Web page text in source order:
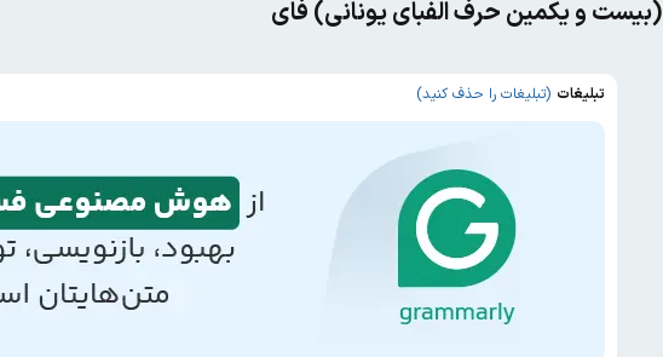
(بیست و یکمین حرف الفبای یونانی) فای
تبلیغات (تبلیغات را حذف کنید)